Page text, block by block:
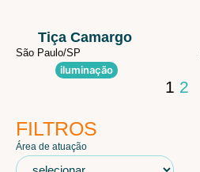
Tiça Camargo
São Paulo/SP
iluminação
1 2
FILTROS
Área de atuação